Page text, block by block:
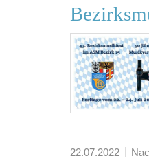
22.07.2022